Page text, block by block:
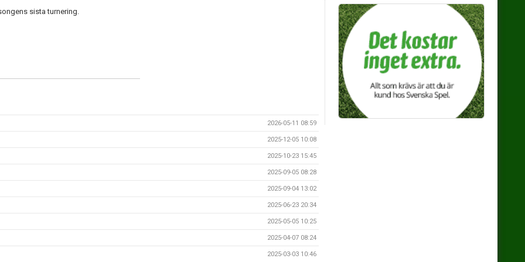
sista turnering.
2026-05-11 08:59
2025-12-05 10:08
2025-10-23 15:45
2025-09-05 08:28
2025-09-04 13:02
2025-06-23 20:34
2025-05-05 10:25
2025-04-07 08:24
2025-03-03 10:46